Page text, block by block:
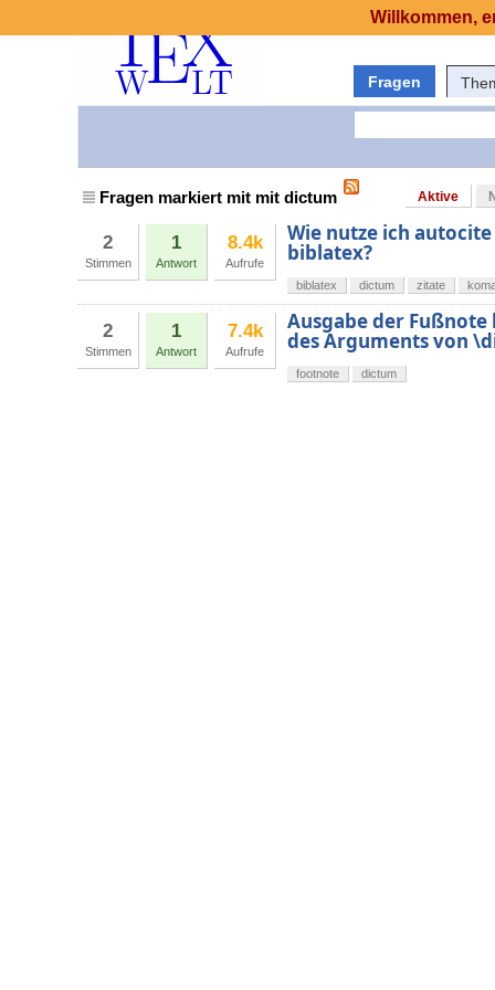
Fragen
Fragen markiert mit mit dictum Aktive
2
Stimmen
1
Antwort
8.4k
Aufrufe
Wie nutze ich
biblatex?
biblatex dictum zitate
2
Stimmen
1
Antwort
7.4k
Aufrufe
Ausgabe der
des Arguments von
footnote dictum
Willkommen,